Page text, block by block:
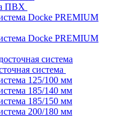
ПВХ
Docke PREMIUM
Docke PREMIUM
система
125/100 мм
185/140 мм
185/150 мм
200/180 мм